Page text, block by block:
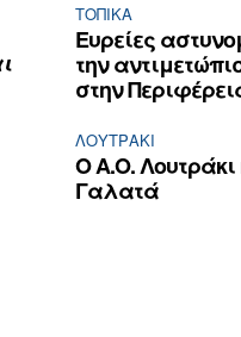
ΤΟΠΙΚΑ
Ευρείες
την
στην
ΛΟΥΤΡΆΚΙ
Ο Α.Ο.
Γαλατά